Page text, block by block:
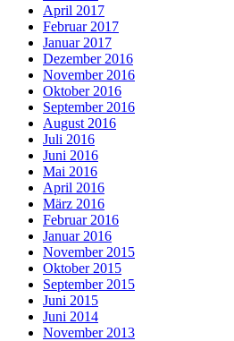
April 2017
Februar 2017
Januar 2017
Dezember 2016
November 2016
Oktober 2016
September 2016
August 2016
Juli 2016
Juni 2016
Mai 2016
April 2016
März 2016
Februar 2016
Januar 2016
November 2015
Oktober 2015
September 2015
Juni 2015
Juni 2014
November 2013